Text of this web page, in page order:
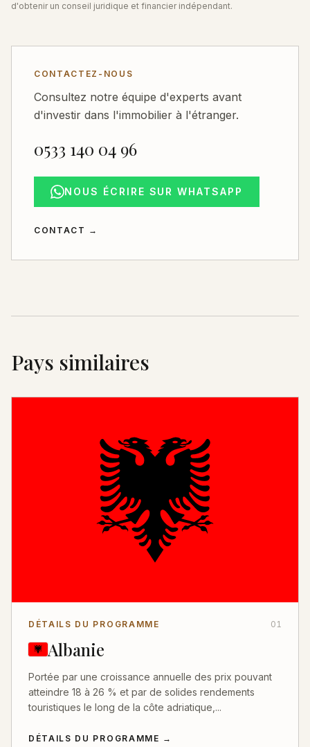
d'obtenir un conseil juridique et financier indépendant.
CONTACTEZ-NOUS
Consultez notre équipe d'experts avant
d'investir dans l'immobilier à l'étranger.
0533 140 04 96
NOUS ÉCRIRE SUR WHATSAPP
CONTACT →
Pays similaires
DÉTAILS DU PROGRAMME 01
Albanie
Portée par une croissance annuelle des prix pouvant
atteindre 18 à 26 % et par de solides rendements
touristiques le long de la côte adriatique,...
DÉTAILS DU PROGRAMME →